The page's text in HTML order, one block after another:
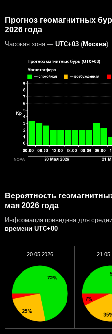
Прогноз геомагнитных
2026 года
Часовая зона — UTC+03 (Москва)
Вероятность
мая 2026 года
Информация приведена для
времени UTC+00
20.05.2026